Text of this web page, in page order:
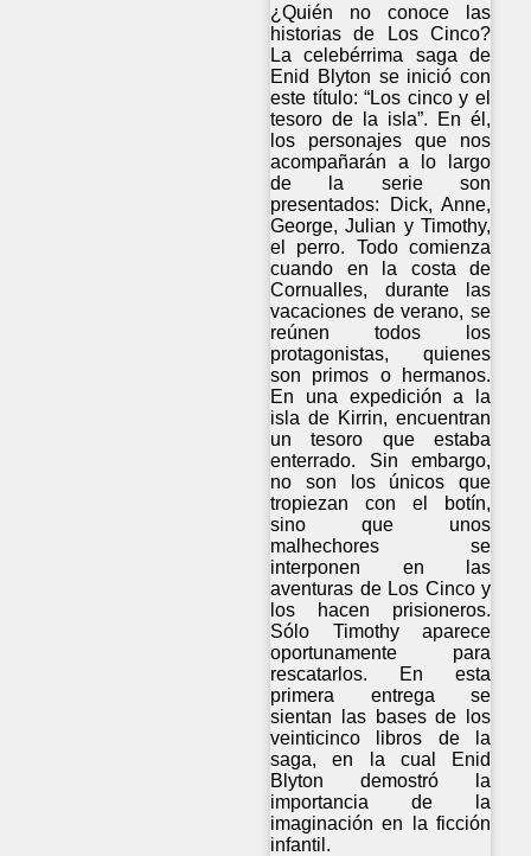
¿Quién no conoce las
historias de Los Cinco?
La celebérrima saga de
Enid Blyton se inició con
este título: “Los cinco y el
tesoro de la isla”. En él,
los personajes que nos
acompañarán a lo largo
de la serie son
presentados: Dick, Anne,
George, Julian y Timothy,
el perro. Todo comienza
cuando en la costa de
Cornualles, durante las
vacaciones de verano, se
reúnen todos los
protagonistas, quienes
son primos o hermanos.
En una expedición a la
isla de Kirrin, encuentran
un tesoro que estaba
enterrado. Sin embargo,
no son los únicos que
tropiezan con el botín,
sino que unos
malhechores se
interponen en las
aventuras de Los Cinco y
los hacen prisioneros.
Sólo Timothy aparece
oportunamente para
rescatarlos. En esta
primera entrega se
sientan las bases de los
veinticinco libros de la
saga, en la cual Enid
Blyton demostró la
importancia de la
imaginación en la ficción
infantil.